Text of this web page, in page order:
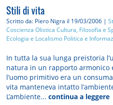
Stili di vita
Scritto da: Piero Nigra il 19/03/2006 |
Coscienza Olistica Cultura, Filosofia e
Ecologia e Localismo Politica e
In tutta la sua lunga preistoria
natura in un rapporto armonico
l’uomo primitivo era un
vita manteneva intatto
L’ambiente...continua a leggere